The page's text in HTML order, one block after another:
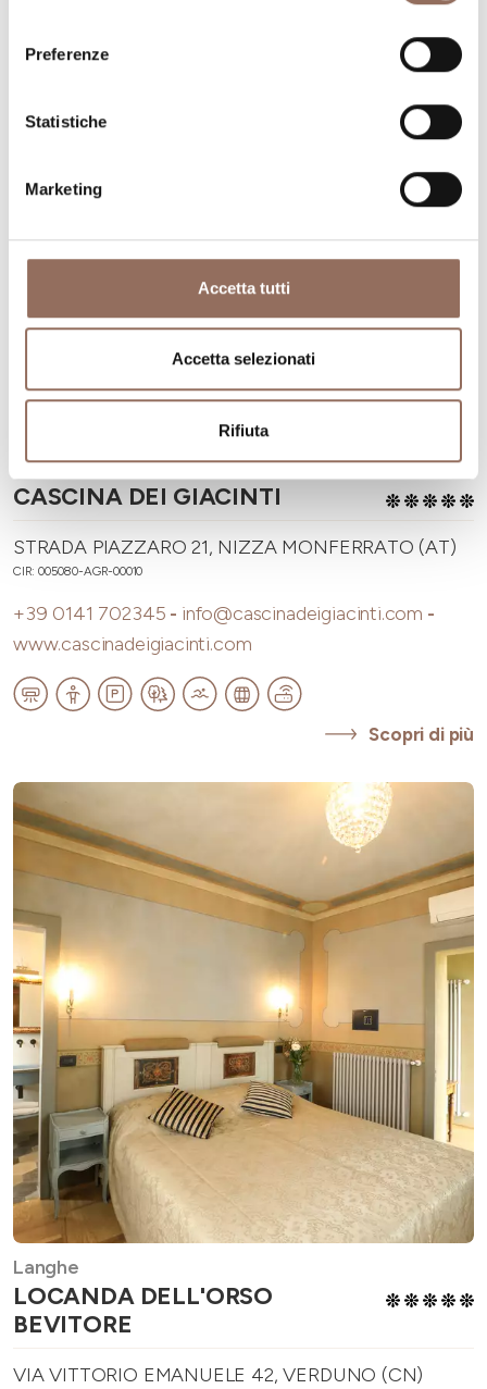
Preferenze
Statistiche
Marketing
Accetta tutti
Accetta selezionati
Rifiuta
Monferrato
CASCINA DEI GIACINTI
STRADA PIAZZARO 21, NIZZA MONFERRATO (AT)
CIR: 005080-AGR-00010
+39 0141 702345 - info@cascinadeigiacinti.com -
www.cascinadeigiacinti.com
Scopri di più
Langhe
LOCANDA DELL'ORSO
BEVITORE
VIA VITTORIO EMANUELE 42, VERDUNO (CN)